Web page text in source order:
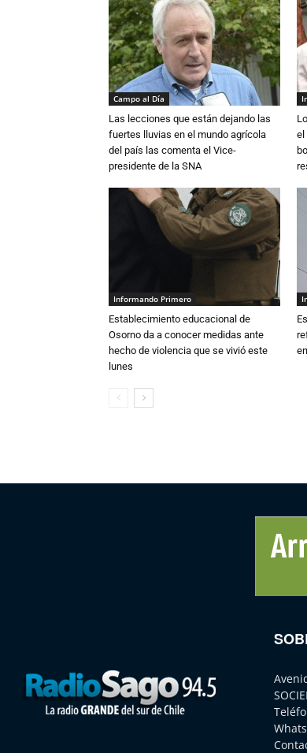
Campo al Día
Las lecciones que están dejando las
fuertes lluvias en el mundo agrícola
del país las comenta el Vice-
presidente de la SNA
el
Informando Primero
Establecimiento educacional de
Osorno da a conocer medidas ante
hecho de violencia que se vivió este
lunes